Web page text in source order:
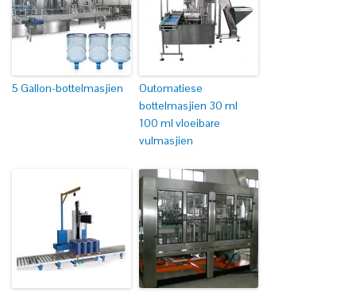
5 Gallon-bottelmasjien
Outomatiese
bottelmasjien 30 ml
100 ml vloeibare
vulmasjien